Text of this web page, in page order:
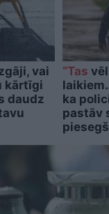
vai
kārtīgi
daudz
“Tas
ka
pastāv